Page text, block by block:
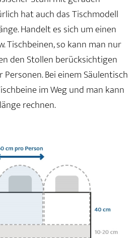
hat auch das Tischmodell
Handelt es sich um einen
Tischbeinen, so kann man nur
den Stollen berücksichtigen
Bei einem Säulentisch
im Weg und man kann
rechnen.